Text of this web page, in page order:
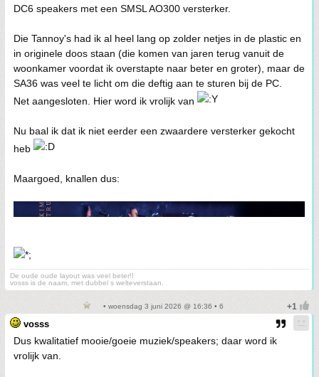
DC6 speakers met een SMSL AO300 versterker.
Die Tannoy's had ik al heel lang op zolder netjes in de plastic en
in originele doos staan (die komen van jaren terug vanuit de
woonkamer voordat ik overstapte naar beter en groter), maar de
SA36 was veel te licht om die deftig aan te sturen bij de PC.
Net aangesloten. Hier word ik vrolijk van
Nu baal ik dat ik niet eerder een zwaardere versterker gekocht
heb
Maargoed, knallen dus:
De oude oude layout was veel beter!!
vosss is de naam, met dubbel s welteverstaan.
• woensdag 3 juni 2026 @ 16:36 • 6
vosss
Dus kwalitatief mooie/goeie muziek/speakers; daar word ik
vrolijk van.